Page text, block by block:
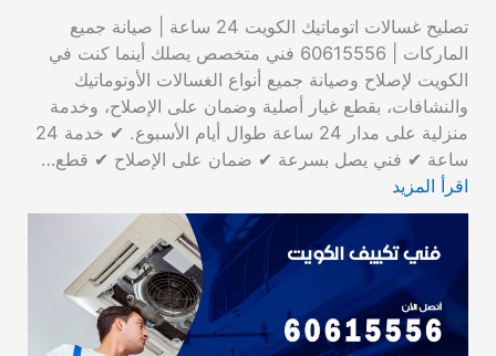
تصليح غسالات اتوماتيك الكويت 24 ساعة | صيانة جميع
الماركات | 60615556 فني متخصص يصلك أينما كنت في
الكويت لإصلاح وصيانة جميع أنواع الغسالات الأوتوماتيك
والنشافات، بقطع غيار أصلية وضمان على الإصلاح، وخدمة
منزلية على مدار 24 ساعة طوال أيام الأسبوع. ✔ خدمة 24
ساعة ✔ فني يصل بسرعة ✔ ضمان على الإصلاح ✔ قطع…
اقرأ المزيد